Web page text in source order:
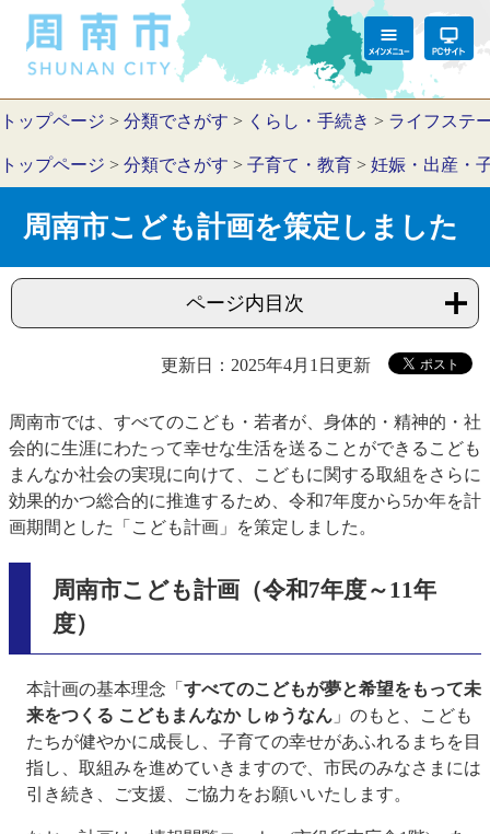
トップページ > 分類でさがす > くらし・手続き > ライフステ
トップページ > 分類でさがす > 子育て・教育 > 妊娠・出産・
周南市こども計画を策定しました
ページ内目次
更新日：2025年4月1日更新
周南市では、すべてのこども・若者が、身体的・精神的・社
会的に生涯にわたって幸せな生活を送ることができるこども
まんなか社会の実現に向けて、こどもに関する取組をさらに
効果的かつ総合的に推進するため、令和7年度から5か年を計
画期間とした「こども計画」を策定しました。
周南市こども計画（令和7年度～11年
度）
本計画の基本理念「 すべてのこどもが夢と希望をもって未
来をつくる こどもまんなか しゅうなん 」のもと、こども
たちが健やかに成長し、子育ての幸せがあふれるまちを目
指し、取組みを進めていきますので、市民のみなさまには
引き続き、ご支援、ご協力をお願いいたします。